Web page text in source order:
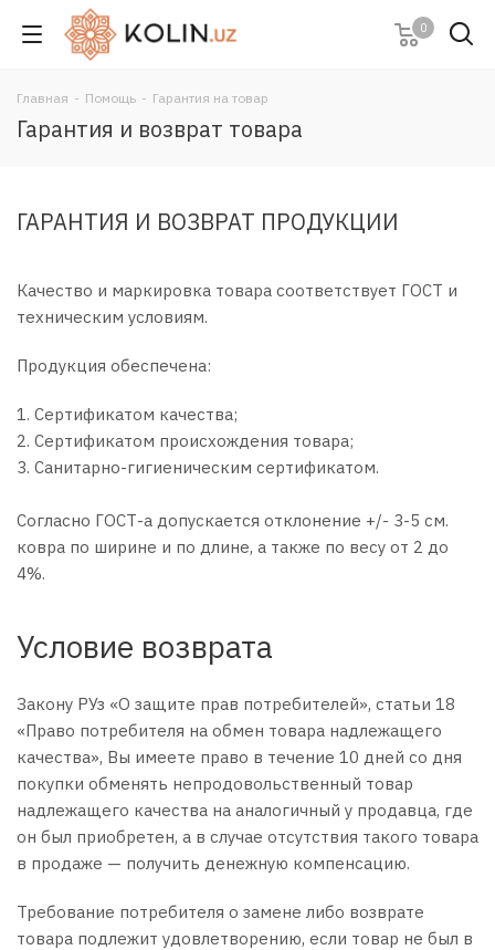
0
Главная - Помощь - Гарантия на товар
Гарантия и возврат товара
ГАРАНТИЯ И ВОЗВРАТ ПРОДУКЦИИ
Качество и маркировка товара соответствует ГОСТ и
техническим условиям.
Продукция обеспечена:
1. Сертификатом качества;
2. Сертификатом происхождения товара;
3. Санитарно-гигиеническим сертификатом.
Согласно ГОСТ-а допускается отклонение +/- 3-5 см.
ковра по ширине и по длине, а также по весу от 2 до
4%.
Условие возврата
Закону РУз «О защите прав потребителей», статьи 18
«Право потребителя на обмен товара надлежащего
качества», Вы имеете право в течение 10 дней со дня
покупки обменять непродовольственный товар
надлежащего качества на аналогичный у продавца, где
он был приобретен, а в случае отсутствия такого товара
в продаже — получить денежную компенсацию.
Требование потребителя о замене либо возврате
товара подлежит удовлетворению, если товар не был в